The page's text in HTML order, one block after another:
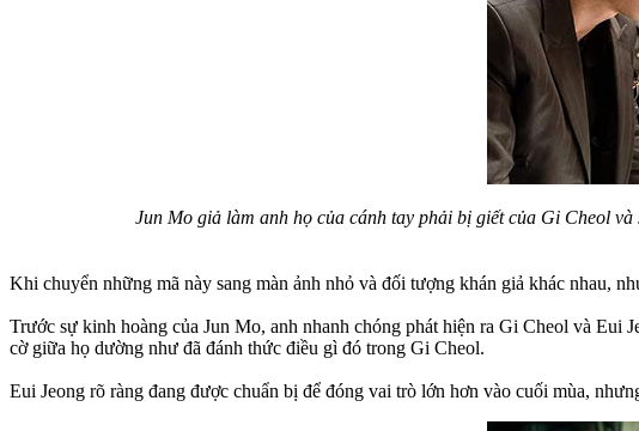
Jun Mo giả làm anh họ của cánh tay phải bị giết của Gi Cheol
Khi chuyển những mã này sang màn ảnh nhỏ và đối tượng khán giả khác nhau,
Trước sự kinh hoàng của Jun Mo, anh nhanh chóng phát hiện ra Gi Cheol và Eui
cờ giữa họ dường như đã đánh thức điều gì đó trong Gi Cheol.
Eui Jeong rõ ràng đang được chuẩn bị để đóng vai trò lớn hơn vào cuối mùa,